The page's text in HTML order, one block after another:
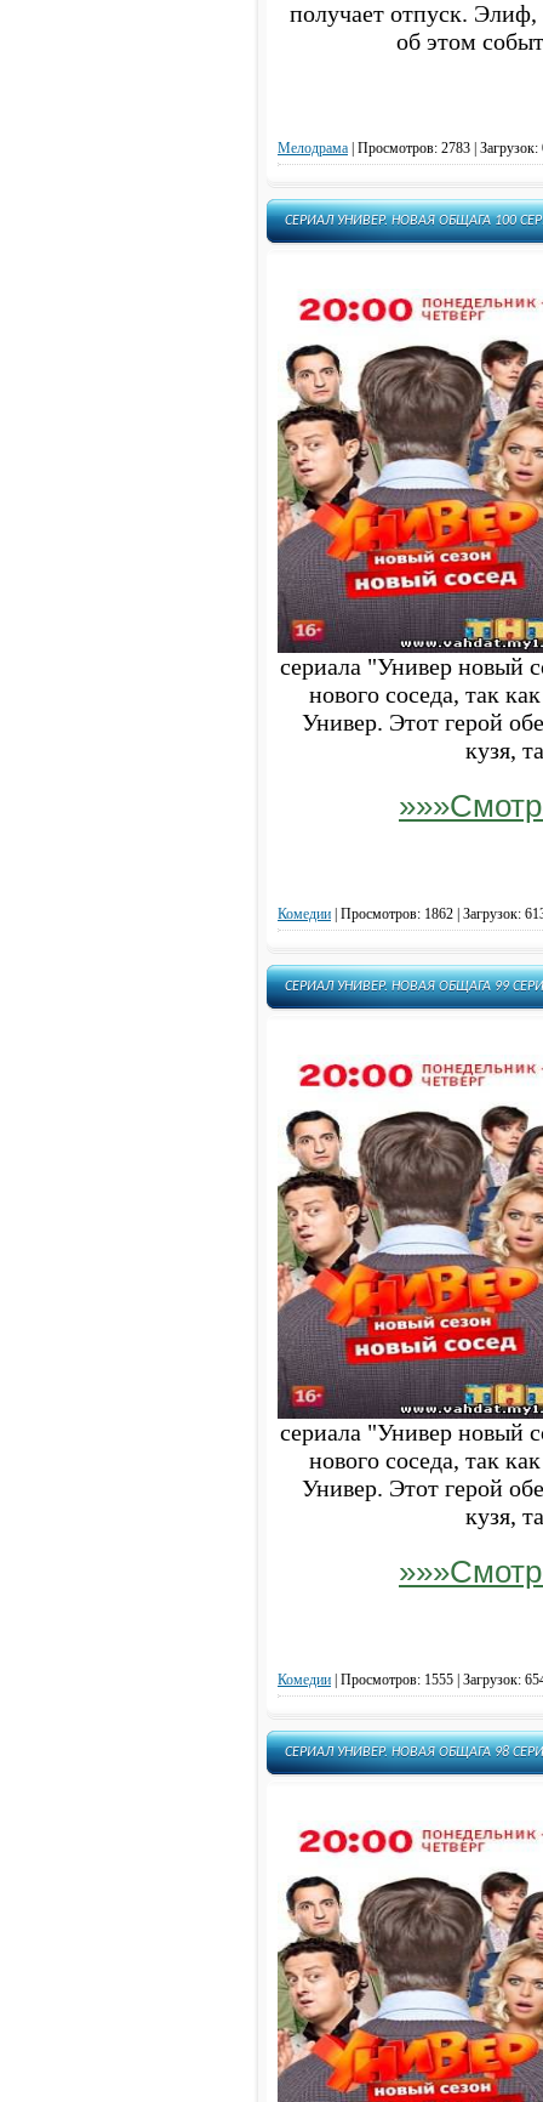
получает отпуск. Элиф,
об этом
Мелодрама Просмотров: 2783 |
СЕРИАЛ УНИВЕР. НОВАЯ ОБЩАГА 100
сериала "Универ новый
нового соседа, так
Универ. Этот герой
кузя,
Комедии Просмотров: 1862 | Загрузок:
СЕРИАЛ УНИВЕР. НОВАЯ ОБЩАГА 99
сериала "Универ новый
нового соседа, так
Универ. Этот герой
кузя,
Комедии Просмотров: 1555 | Загрузок:
СЕРИАЛ УНИВЕР. НОВАЯ ОБЩАГА 98